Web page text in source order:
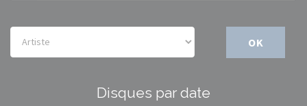
OK
Disques par date